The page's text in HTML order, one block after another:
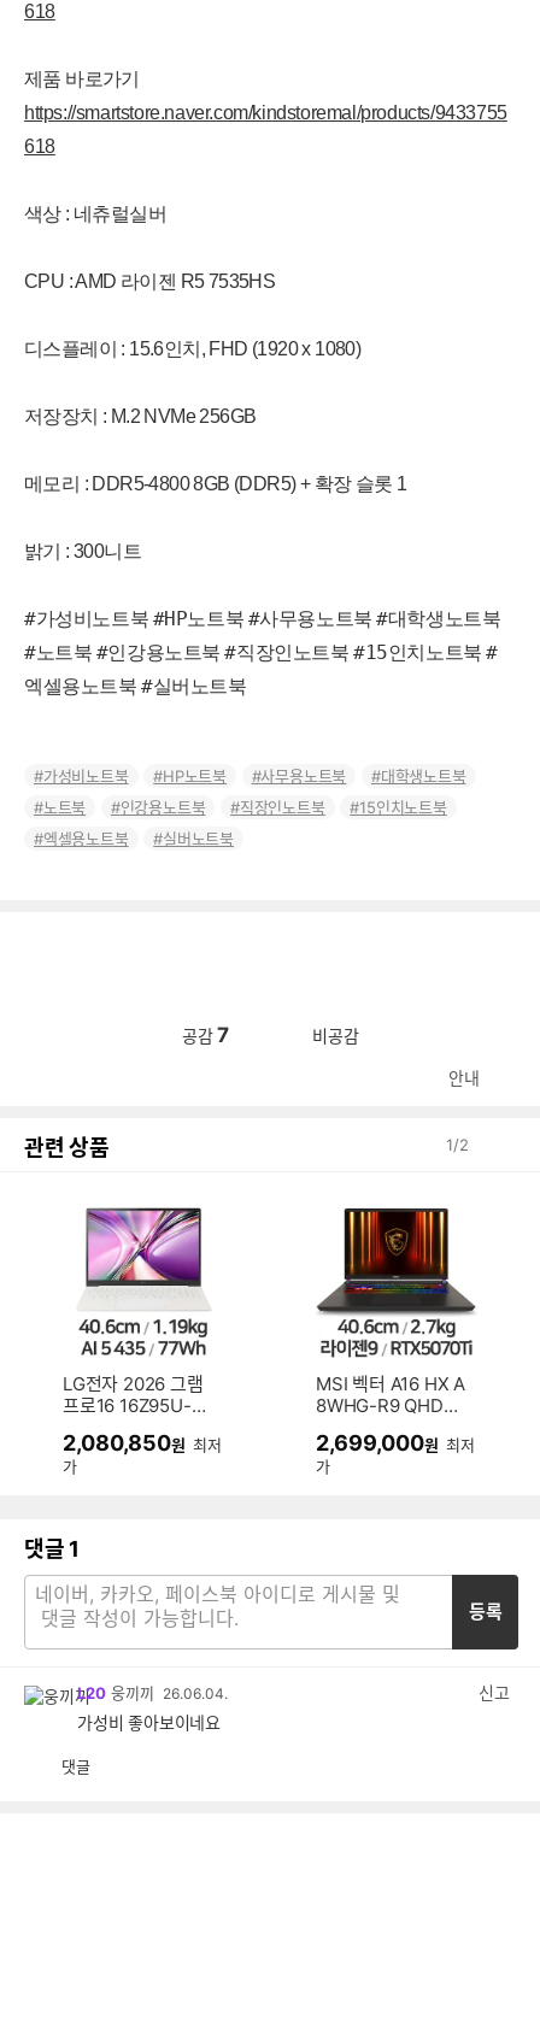
618
제품 바로가기
https://smartstore.naver.com/kindstoremal/products/9433755
618
색상 : 네츄럴실버
CPU : AMD 라이젠 R5 7535HS
디스플레이 : 15.6인치, FHD (1920 x 1080)
저장장치 : M.2 NVMe 256GB
메모리 : DDR5-4800 8GB (DDR5) + 확장 슬롯 1
밝기 : 300니트
#가성비노트북 #HP노트북 #사무용노트북 #대학생노트북
#노트북 #인강용노트북 #직장인노트북 #15인치노트북 #
엑셀용노트북 #실버노트북
가성비노트북 HP노트북 사무용노트북
대학생노트북
노트북
인강용노트북 직장인노트북
15인치노트북
엑셀용노트북
실버노트북
공감 7 비공감
안내
관련 상품 1/2
LG전자 2026 그램
프로16 16Z95U-G
B)
2,080,850원 최저
가
MSI 벡터 A16 HX A
8WHG-R9 QHD+
2,699,000원 최저
가
댓글 1
등록
L20 웅끼끼 26.06.04.
신고
가성비 좋아보이네요
댓글